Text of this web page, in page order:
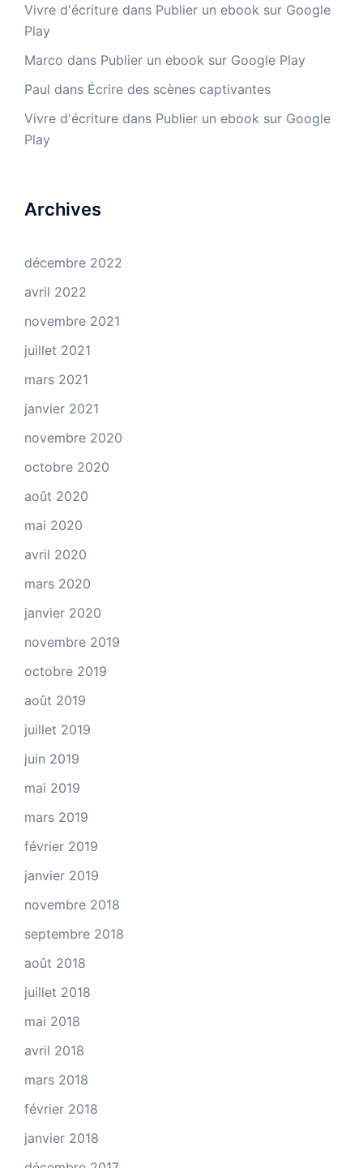
Vivre d'écriture dans Publier un ebook sur Google
Play
Marco dans Publier un ebook sur Google Play
Paul dans Écrire des scènes captivantes
Vivre d'écriture dans Publier un ebook sur Google
Play
Archives
décembre 2022
avril 2022
novembre 2021
juillet 2021
mars 2021
janvier 2021
novembre 2020
octobre 2020
août 2020
mai 2020
avril 2020
mars 2020
janvier 2020
novembre 2019
octobre 2019
août 2019
juillet 2019
juin 2019
mai 2019
mars 2019
février 2019
janvier 2019
novembre 2018
septembre 2018
août 2018
juillet 2018
mai 2018
avril 2018
mars 2018
février 2018
janvier 2018